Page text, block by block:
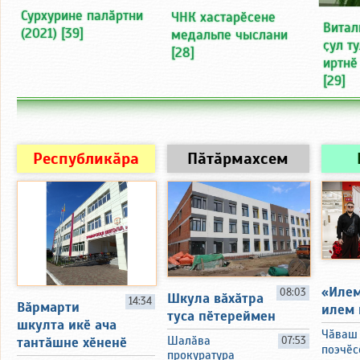
Сурхурине палӑртни
(2021) [39]
ЧНК хастарӗсене
медальпе чыслани
[28]
ҫул
[29]
Республикӑра
14:34
Вӑрмарти
шкулта икӗ ача
тантӑшне хӗненӗ
Пӑтӑрмахсем
08:03
Шкула вӑхӑтра
туса пӗтереймен
07:53
Шалӑва
прокуратура
илем
Чӑваш